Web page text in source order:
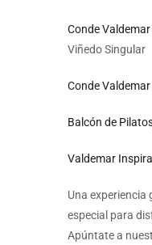
Conde
Viñedo Singular
Conde
Balcón de
Valdemar
Una
especial para
Apúntate a